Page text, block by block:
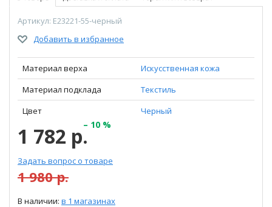
Артикул: E23221-55-черный
Добавить в избранное
Материал верха
Искусственная кожа
Материал подклада
Текстиль
Цвет
Черный
1 782 р.– 10 %
Задать вопрос о товаре
1 980 р.
В наличии: в 1 магазинах